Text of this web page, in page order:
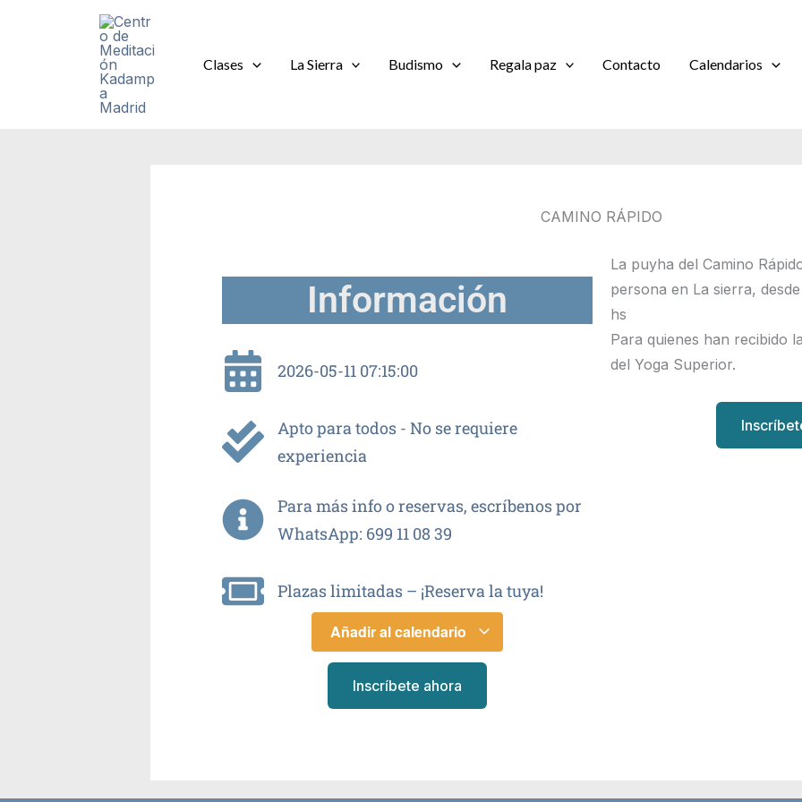
Clases La Sierra Budismo Regala paz Contacto Calendarios
CAMINO RÁPIDO
Información
2026-05-11 07:15:00
Apto para todos - No se requiere
experiencia
Para más info o reservas, escríbenos por
WhatsApp: 699 11 08 39
Plazas limitadas – ¡Reserva la tuya!
Añadir al calendario
Inscríbete ahora
La puyha del Camino
persona en La sierra,
hs
Para quienes han recibido
del Yoga Superior.